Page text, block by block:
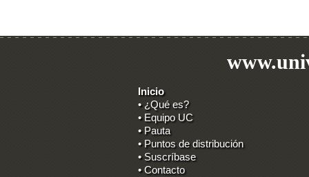
Inicio
• ¿Qué es?
• Equipo UC
• Pauta
• Puntos de distribución
• Suscríbase
• Contacto